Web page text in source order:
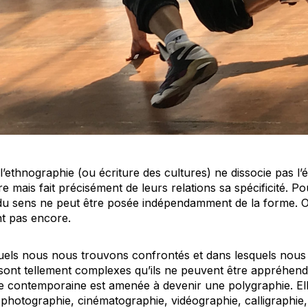
(ou écriture des cultures) ne dissocie pas
mais fait précisément de leurs relations sa spécificité.
sens ne peut être posée indépendamment de la forme.
pas encore.
nous nous trouvons confrontés et dans lesquels nous
tellement complexes qu’ils ne peuvent être
contemporaine est amenée à devenir une polygraphie.
cinématographie, vidéographie,